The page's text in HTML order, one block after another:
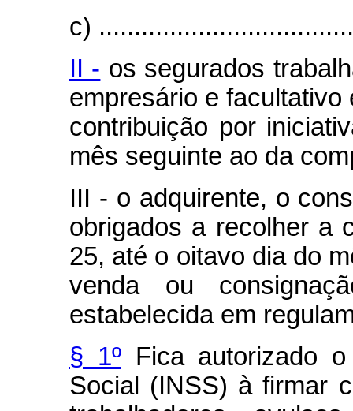
c)
II - os segurados
empresário e
contribuição por
mês seguinte ao da
III - o adquirente, o
obrigados a recolher a
25, até o oitavo dia do
venda ou
estabelecida em
§ 1ºFica autorizado o
Social (INSS) à firmar